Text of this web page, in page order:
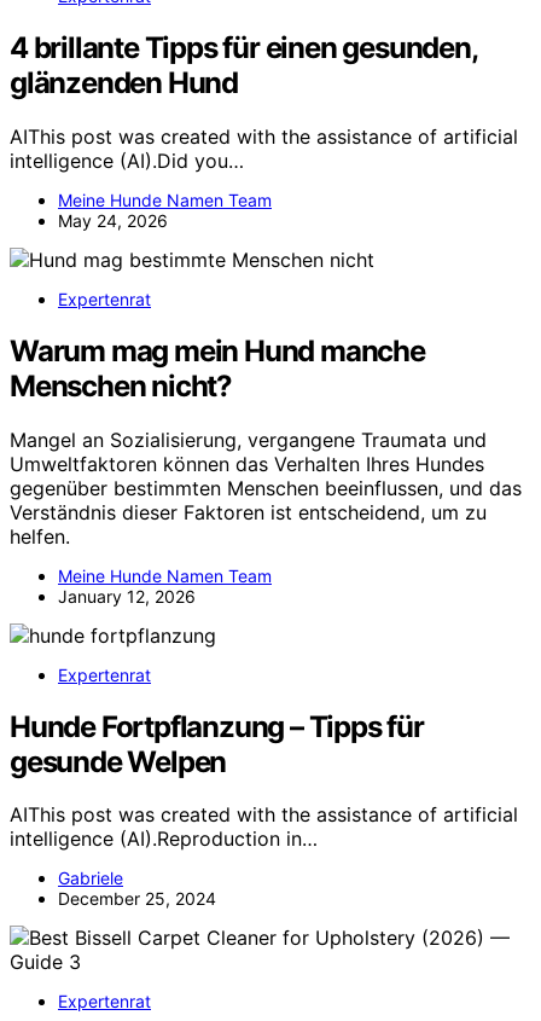
4 brillante Tipps für einen gesunden,
glänzenden Hund
AIThis post was created with the assistance of artificial
intelligence (AI).Did you…
Meine Hunde Namen Team
May 24, 2026
Expertenrat
Warum mag mein Hund manche
Menschen nicht?
Mangel an Sozialisierung, vergangene Traumata und
Umweltfaktoren können das Verhalten Ihres Hundes
gegenüber bestimmten Menschen beeinflussen, und das
Verständnis dieser Faktoren ist entscheidend, um zu
helfen.
Meine Hunde Namen Team
January 12, 2026
Expertenrat
Hunde Fortpflanzung – Tipps für
gesunde Welpen
AIThis post was created with the assistance of artificial
intelligence (AI).Reproduction in…
Gabriele
December 25, 2024
Expertenrat